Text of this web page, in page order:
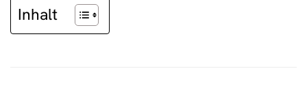
Inhalt